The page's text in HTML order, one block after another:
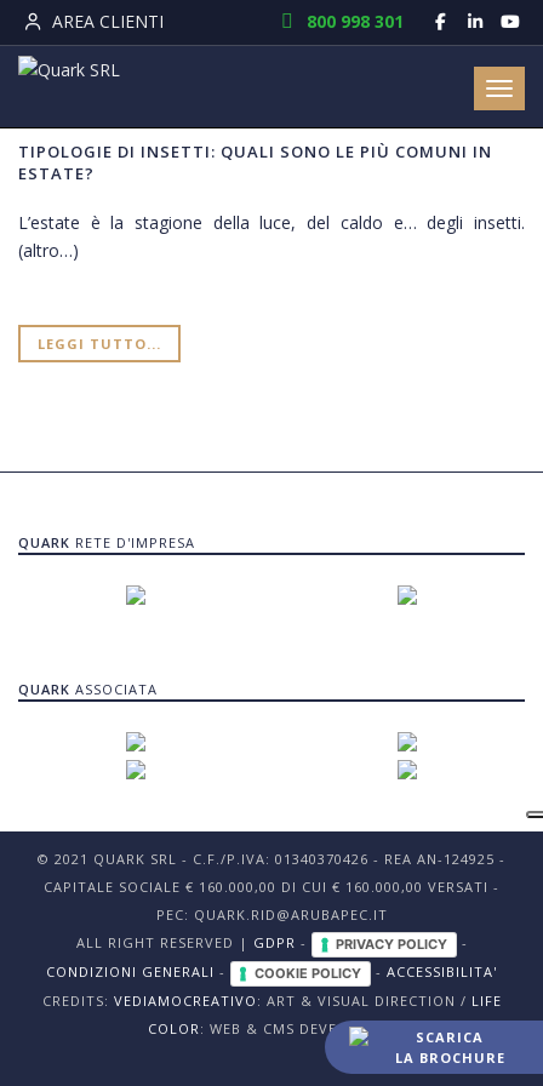
800 998 301
AREA CLIENTI
TIPOLOGIE DI INSETTI: QUALI SONO LE PIÙ COMUNI IN
ESTATE?
L’estate è la stagione della luce, del caldo e… degli insetti.
(altro…)
LEGGI TUTTO...
QUARK RETE D'IMPRESA
QUARK ASSOCIATA
© 2021 QUARK SRL - C.F./P.IVA: 01340370426 - REA AN-124925 -
CAPITALE SOCIALE € 160.000,00 DI CUI € 160.000,00 VERSATI -
PEC: QUARK.RID@ARUBAPEC.IT
ALL RIGHT RESERVED | GDPR - PRIVACY POLICY
-
CONDIZIONI GENERALI - COOKIE POLICY - ACCESSIBILITA'
CREDITS: VEDIAMOCREATIVO : ART & VISUAL DIRECTION / LIFE
COLOR : WEB & CMS DEVELOPING
SCARICA
LA BROCHURE